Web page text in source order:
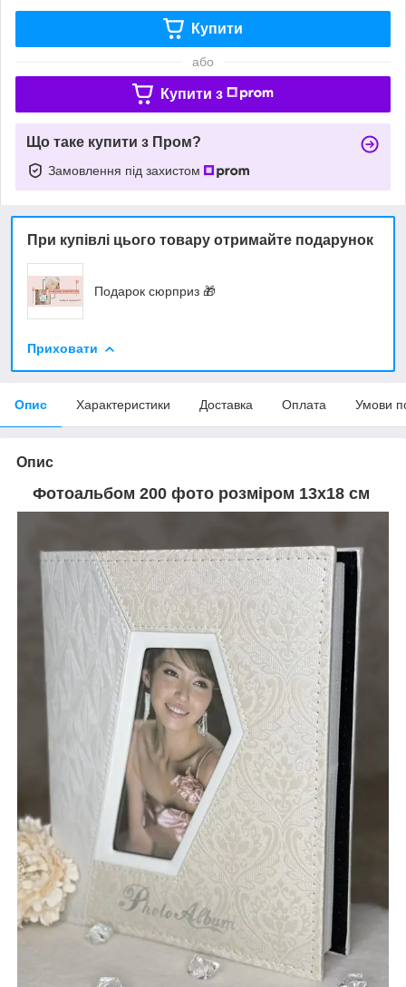
Купити
або
Купити з
Що таке купити з Пром?
Замовлення під захистом
При купівлі цього товару отримайте подарунок
Подарок сюрприз 🎁
Приховати
Опис Характеристики Доставка Оплата Умови
Опис
Фотоальбом 200 фото розміром 13х18 см